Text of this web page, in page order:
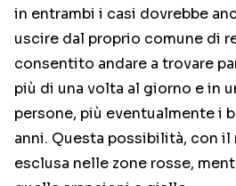
in entrambi i casi dovrebbe
uscire dal proprio comune di
consentito andare a trovare
più di una volta al giorno e in
persone, più eventualmente i
anni. Questa possibilità, con
esclusa nelle zone rosse,